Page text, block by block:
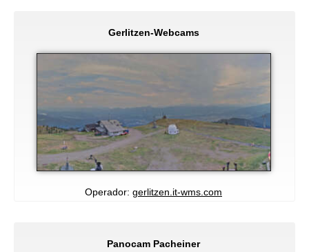
Gerlitzen-Webcams
Operador: gerlitzen.it-wms.com
Panocam Pacheiner